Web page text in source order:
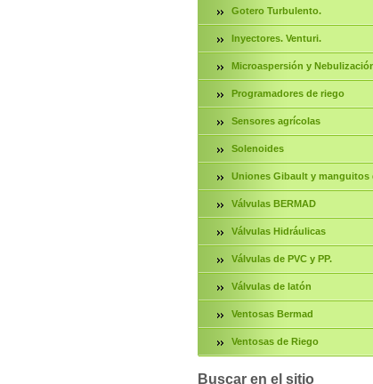
Gotero Turbulento.
Inyectores. Venturi.
Microaspersión y
Programadores de riego
Sensores agrícolas
Solenoides
Uniones Gibault y manguitos
Válvulas BERMAD
Válvulas Hidráulicas
Válvulas de PVC y PP.
Válvulas de latón
Ventosas Bermad
Ventosas de Riego
Buscar en el sitio